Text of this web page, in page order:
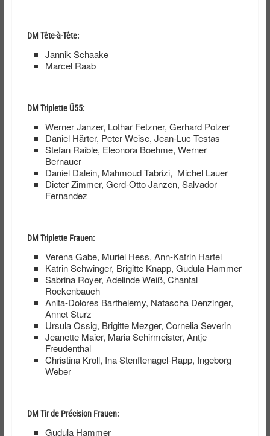
DM Tête-à-Tête:
Jannik Schaake
Marcel Raab
DM Triplette Ü55:
Werner Janzer, Lothar Fetzner, Gerhard Polzer
Daniel Härter, Peter Weise, Jean-Luc Testas
Stefan Raible, Eleonora Boehme, Werner
Bernauer
Daniel Dalein, Mahmoud Tabrizi, Michel Lauer
Dieter Zimmer, Gerd-Otto Janzen, Salvador
Fernandez
DM Triplette Frauen:
Verena Gabe, Muriel Hess, Ann-Katrin Hartel
Katrin Schwinger, Brigitte Knapp, Gudula Hammer
Sabrina Royer, Adelinde Weiß, Chantal
Rockenbauch
Anita-Dolores Barthelemy, Natascha Denzinger,
Annet Sturz
Ursula Ossig, Brigitte Mezger, Cornelia Severin
Jeanette Maier, Maria Schirmeister, Antje
Freudenthal
Christina Kroll, Ina Stenftenagel-Rapp, Ingeborg
Weber
DM Tir de Précision Frauen:
Gudula Hammer